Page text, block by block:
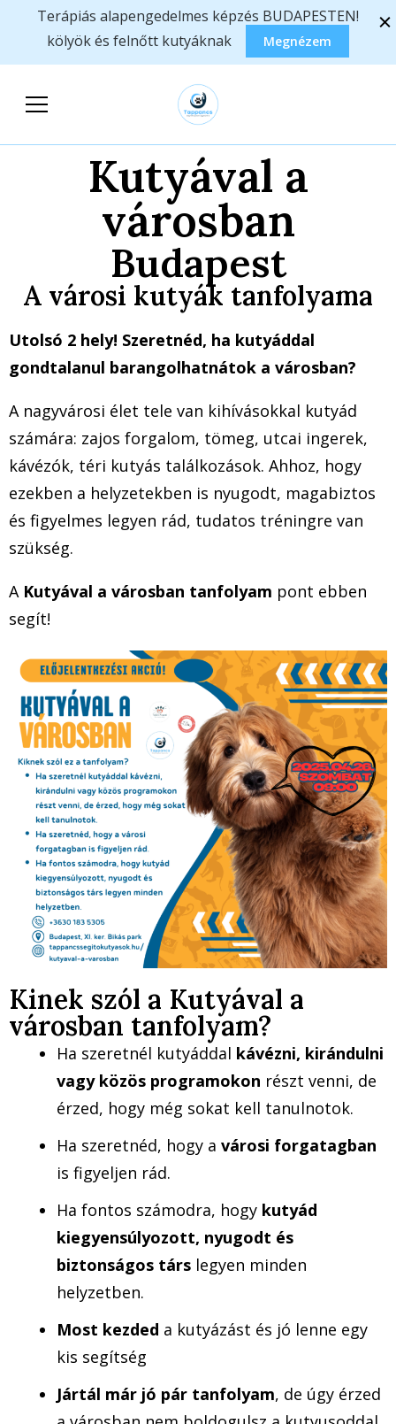
Terápiás alapengedelmes képzés BUDAPESTEN!
kölyök és felnőtt kutyáknak
Megnézem
Tappancs
Segítőkutyások
Egyesülete
Kutyával a
városban
Budapest
A városi kutyák tanfolyama
Utolsó 2 hely! Szeretnéd, ha kutyáddal
gondtalanul barangolhatnátok a városban?
A nagyvárosi élet tele van kihívásokkal kutyád
számára: zajos forgalom, tömeg, utcai ingerek,
kávézók, téri kutyás találkozások. Ahhoz, hogy
ezekben a helyzetekben is nyugodt, magabiztos
és figyelmes legyen rád, tudatos tréningre van
szükség.
A Kutyával a városban tanfolyam pont ebben
segít!
Kinek szól a Kutyával a
városban tanfolyam?
Ha szeretnél kutyáddal kávézni, kirándulni
vagy közös programokon részt venni, de
érzed, hogy még sokat kell tanulnotok.
Ha szeretnéd, hogy a városi forgatagban
is figyeljen rád.
Ha fontos számodra, hogy kutyád
kiegyensúlyozott, nyugodt és
biztonságos társ legyen minden
helyzetben.
Most kezded a kutyázást és jó lenne egy
kis segítség
Jártál már jó pár tanfolyam, de úgy érzed